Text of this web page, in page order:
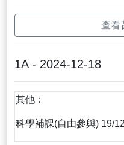
查看
1A - 2024-12-18
其他：
科學補課(自由參與) 19/